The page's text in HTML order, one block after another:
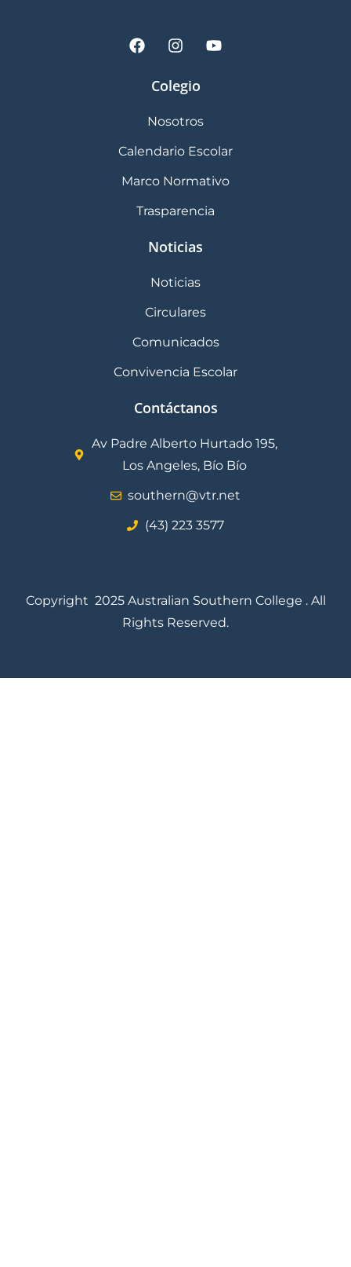
Colegio
Nosotros
Calendario Escolar
Marco Normativo
Trasparencia
Noticias
Noticias
Circulares
Comunicados
Convivencia Escolar
Contáctanos
Av Padre Alberto Hurtado 195,
Los Angeles, Bío Bío
southern@vtr.net
(43) 223 3577
Copyright 2025 Australian Southern College . All
Rights Reserved.